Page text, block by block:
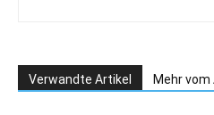
Verwandte Artikel Mehr